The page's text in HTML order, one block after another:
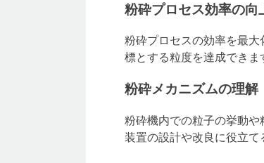
粉砕プロセス効率の向
粉砕プロセスの効率を最
標とする粒度を達成できま
粉砕メカニズムの理解
粉砕機内での粒子の挙動や
装置の設計や改良に役立て